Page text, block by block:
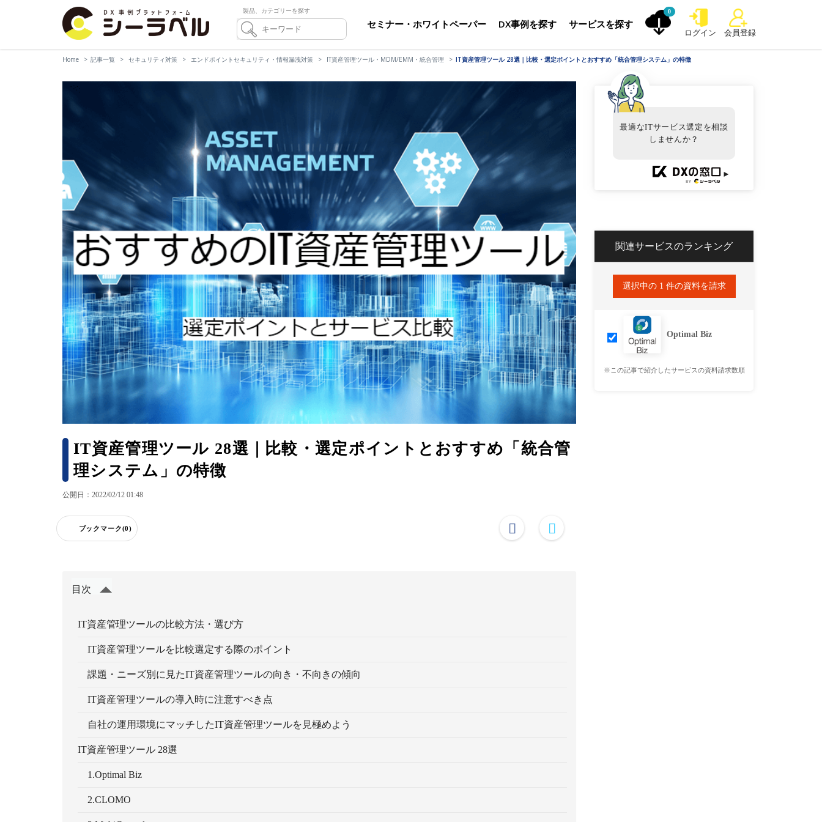
製品、カテゴリーを探す
セミナー・ホワイトペーパー DX事例を探す サービスを探す
0
ログイン 会員登録
Home 記事一覧 セキュリティ対策 エンドポイントセキュリティ・情報漏洩対策 IT資産管理ツール・MDM/EMM・統合管理 IT資産管理ツール 28選｜比較・選定ポイントとおすすめ「統合管理システム」の特徴
IT資産管理ツール 28選｜比較・選定ポイントとおすすめ「統合管
理システム」の特徴
公開日：2022/02/12 01:48
ブックマーク(0)
目次
IT資産管理ツールの比較方法・選び方
IT資産管理ツールを比較選定する際のポイント
課題・ニーズ別に見たIT資産管理ツールの向き・不向きの傾向
IT資産管理ツールの導入時に注意すべき点
自社の運用環境にマッチしたIT資産管理ツールを見極めよう
IT資産管理ツール 28選
1.Optimal Biz
2.CLOMO
最適なITサービス選定を相談
しませんか？
►
関連サービスのランキング
選択中の 1 件の資料を請求
Optimal Biz
※この記事で紹介したサービスの資料請求数順